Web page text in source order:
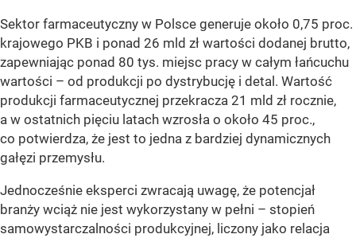
Sektor farmaceutyczny w Polsce generuje około 0,75 proc.
krajowego PKB i ponad 26 mld zł wartości dodanej brutto,
zapewniając ponad 80 tys. miejsc pracy w całym łańcuchu
wartości – od produkcji po dystrybucję i detal. Wartość
produkcji farmaceutycznej przekracza 21 mld zł rocznie,
a w ostatnich pięciu latach wzrosła o około 45 proc.,
co potwierdza, że jest to jedna z bardziej dynamicznych
gałęzi przemysłu.
Jednocześnie eksperci zwracają uwagę, że potencjał
branży wciąż nie jest wykorzystany w pełni – stopień
samowystarczalności produkcyjnej, liczony jako relacja